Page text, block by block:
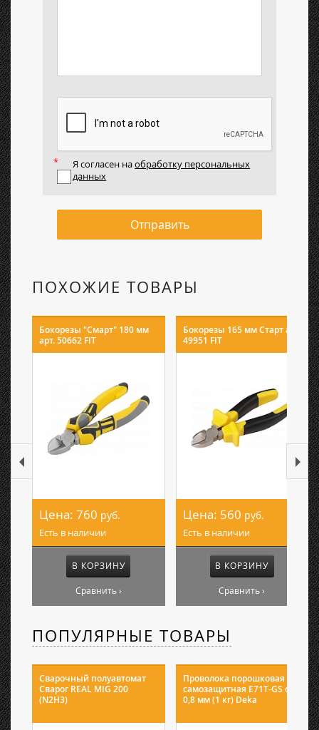
Я согласен наобработку персональных
данных
Отправить
ПОХОЖИЕ ТОВАРЫ
Бокорезы "Смарт" 180 мм
арт. 50662 FIT
Цена: 760 руб.
Есть в наличии
В КОРЗИНУ
Сравнить ›
Бокорезы 165 мм Старт арт.
49951 FIT
Цена: 560 руб.
Есть в наличии
В КОРЗИНУ
Сравнить ›
ПОПУЛЯРНЫЕ ТОВАРЫ
Сварочный полуавтомат
Сварог REAL MIG 200
(N2H3)
Проволока порошковая
самозащитная E71T-GS ф
0,8 мм (1 кг) Deka